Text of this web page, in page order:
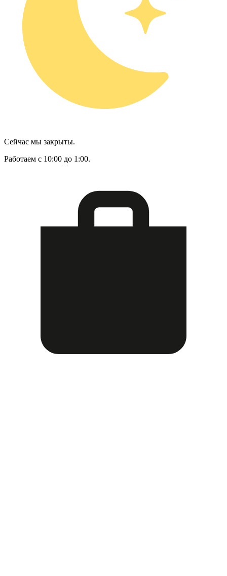
Сейчас мы закрыты.
Работаем с 10:00 до 1:00.